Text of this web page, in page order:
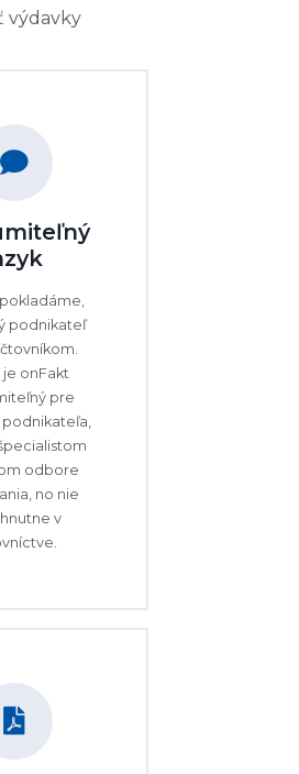
výdavky
podnikateľ
onFakt
pre
odbore
no nie
v